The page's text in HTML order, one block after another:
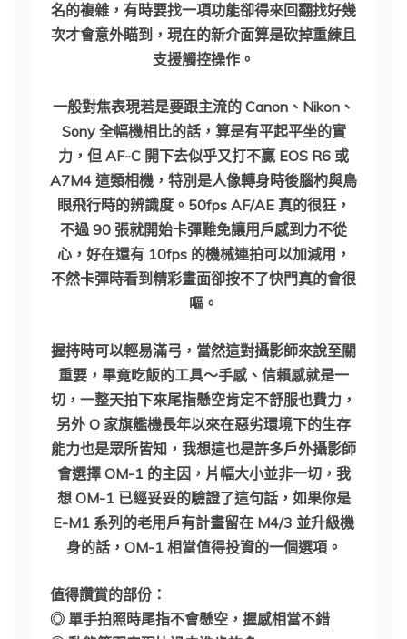
名的複雜，有時要找一項功能卻得來回翻找好幾
次才會意外瞄到，現在的新介面算是砍掉重練且
支援觸控操作。
一般對焦表現若是要跟主流的 Canon、Nikon、
Sony 全幅機相比的話，算是有平起平坐的實
力，但 AF-C 開下去似乎又打不贏 EOS R6 或
A7M4 這類相機，特別是人像轉身時後腦杓與鳥
眼飛行時的辨識度。50fps AF/AE 真的很狂，
不過 90 張就開始卡彈難免讓用戶感到力不從
心，好在還有 10fps 的機械連拍可以加減用，
不然卡彈時看到精彩畫面卻按不了快門真的會很
嘔。
握持時可以輕易滿弓，當然這對攝影師來說至關
重要，畢竟吃飯的工具～手感、信賴感就是一
切，一整天拍下來尾指懸空肯定不舒服也費力，
另外 O 家旗艦機長年以來在惡劣環境下的生存
能力也是眾所皆知，我想這也是許多戶外攝影師
會選擇 OM-1 的主因，片幅大小並非一切，我
想 OM-1 已經妥妥的驗證了這句話，如果你是
E-M1 系列的老用戶有計畫留在 M4/3 並升級機
身的話，OM-1 相當值得投資的一個選項。
值得讚賞的部份：
◎ 單手拍照時尾指不會懸空，握感相當不錯